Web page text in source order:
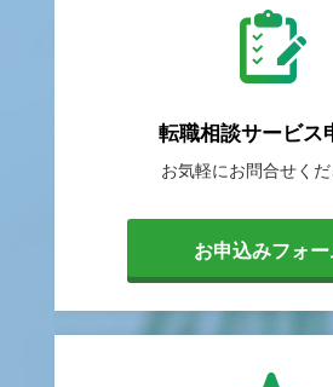
転職相談サービス
お気軽にお問合せくだ
お申込みフォー